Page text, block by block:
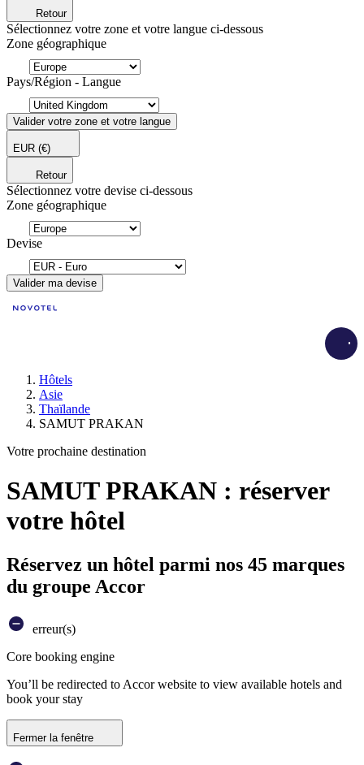
Retour
Sélectionnez votre zone et votre langue ci-dessous
Zone géographique
Pays/Région - Langue
Valider votre zone et votre langue
EUR (€)
Retour
Sélectionnez votre devise ci-dessous
Zone géographique
Devise
Valider ma devise
Hôtels
Asie
Thaïlande
SAMUT PRAKAN
Votre prochaine destination
SAMUT PRAKAN : réserver
votre hôtel
Réservez un hôtel parmi nos 45 marques
du groupe Accor
erreur(s)
Core booking engine
You’ll be redirected to Accor website to view available hotels and
book your stay
Fermer la fenêtre